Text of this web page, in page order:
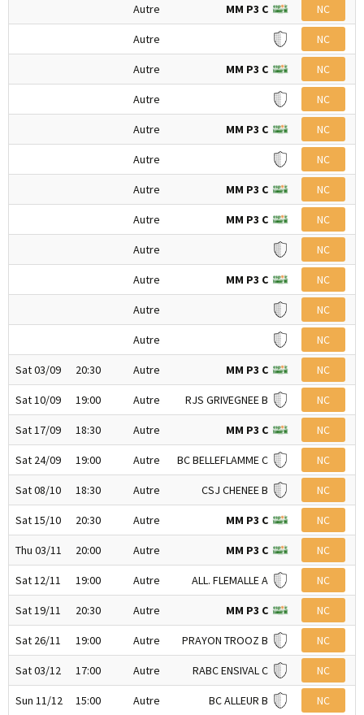
Autre MM P3 C NC
Autre NC
Autre MM P3 C NC
Autre NC
Autre MM P3 C NC
Autre NC
Autre MM P3 C NC
Autre MM P3 C NC
Autre NC
Autre MM P3 C NC
Autre NC
Autre NC
Sat 03/09 20:30 Autre MM P3 C NC
Sat 10/09 19:00 Autre RJS GRIVEGNEE B NC
Sat 17/09 18:30 Autre MM P3 C NC
Sat 24/09 19:00 Autre BC BELLEFLAMME C NC
Sat 08/10 18:30 Autre CSJ CHENEE B NC
Sat 15/10 20:30 Autre MM P3 C NC
Thu 03/11 20:00 Autre MM P3 C NC
Sat 12/11 19:00 Autre ALL. FLEMALLE A NC
Sat 19/11 20:30 Autre MM P3 C NC
Sat 26/11 19:00 Autre PRAYON TROOZ B NC
Sat 03/12 17:00 Autre RABC ENSIVAL C NC
Sun 11/12 15:00 Autre BC ALLEUR B NC